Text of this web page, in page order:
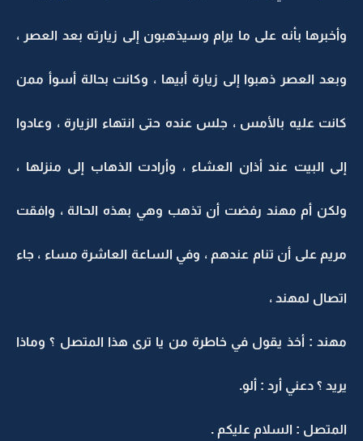
وأخبرها بأنه على ما يرام وسيذهبون إلى زيارته بعد العصر ،
وبعد العصر ذهبوا إلى زيارة أبيها ، وكانت بحالة أسوأ ممن
كانت عليه بالأمس ، جلس عنده حتى انتهاء الزيارة ، وعادوا
إلى البيت عند أذان العشاء ، وأرادت الذهاب إلى منزلها ،
ولكن أم مهند رفضت أن تذهب وهي بهذه الحالة ، وافقت
مريم على أن تنام عندهم ، وفي الساعة العاشرة مساء ، جاء
اتصال لمهند ،
مهند : أخذ يقول في خاطرة من يا ترى هذا المتصل ؟ وماذا
يريد ؟ دعني أرد : ألو.
المتصل : السلام عليكم .